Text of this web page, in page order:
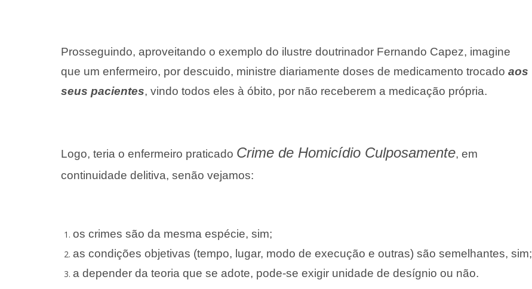
Prosseguindo, aproveitando o exemplo do ilustre doutrinador Fernando Capez, imagine
que um enfermeiro, por descuido, ministre diariamente doses de medicamento trocado aos
seus pacientes, vindo todos eles à óbito, por não receberem a medicação própria.
Logo, teria o enfermeiro praticado Crime de Homicídio Culposamente, em
continuidade delitiva, senão vejamos:
os crimes são da mesma espécie, sim;
as condições objetivas (tempo, lugar, modo de execução e outras) são semelhantes, sim;
a depender da teoria que se adote, pode-se exigir unidade de desígnio ou não.